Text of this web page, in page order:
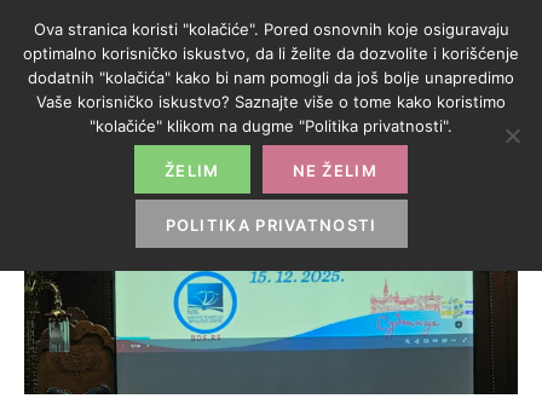
Ova stranica koristi "kolačiće". Pored osnovnih koje osiguravaju
optimalno korisničko iskustvo, da li želite da dozvolite i korišćenje
dodatnih "kolačića" kako bi nam pomogli da još bolje unapredimo
Vaše korisničko iskustvo? Saznajte više o tome kako koristimo
"kolačiće" klikom na dugme "Politika privatnosti".
ŽELIM NE ŽELIM
POLITIKA PRIVATNOSTI